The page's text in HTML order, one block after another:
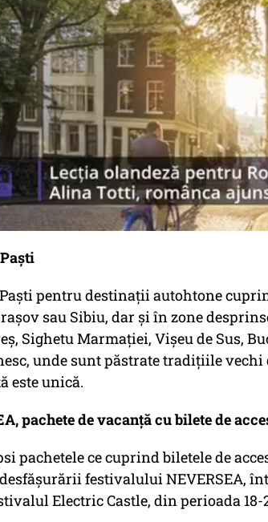
pentru destinații autohtone
sau Sibiu, dar și în zone
Sighetu Marmației, Vișeu de Sus,
unde sunt păstrate tradițiile vechi
este unică.
pachete de vacanță cu bilete de
pachetele ce cuprind biletele de
festivalului NEVERSEA,
Electric Castle, din perioada 18-